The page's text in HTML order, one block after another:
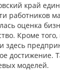
край
работников
оценка
Кроме
достижение.
моделей.